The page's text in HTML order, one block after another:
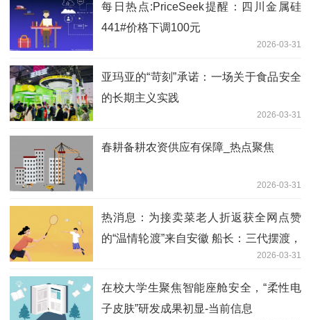
每日热点:PriceSeek提醒：四川金属硅
441#价格下调100元
2026-03-31
亚玛亚的“苛刻”承诺：一场关于食品安全
的长期主义实践
2026-03-31
春耕备耕农资供应有保障_热点聚焦
2026-03-31
热消息：为接卖菜老人折返获全网点赞
的“温情轮渡”来自安徽 船长：三代摆渡，
2026-03-31
在校大学生聚焦智能座舱安全，“柔性电
子皮肤”研发成果初显-当前信息